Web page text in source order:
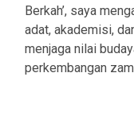
Berkah’, saya
adat, akademisi,
menjaga nilai
perkembangan